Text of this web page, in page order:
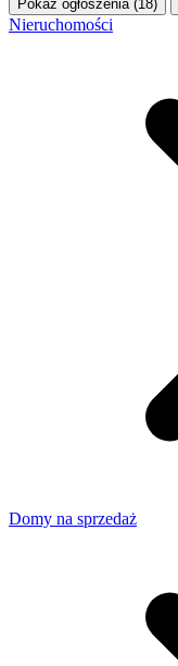
Pokaż ogłoszenia (18)
Nieruchomości
Domy na sprzedaż